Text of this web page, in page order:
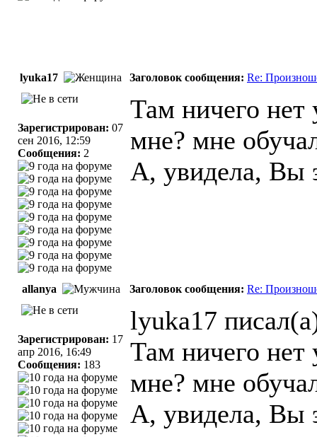
lyuka17 Заголовок сообщения: Re:
Зарегистрирован: 07
сен 2016, 12:59
Сообщения: 2
Там ничего
мне? мне
А, увидела, Вы
allanya Заголовок сообщения: Re:
Зарегистрирован: 17
апр 2016, 16:49
Сообщения: 183
lyuka17
Там ничего
мне? мне
А, увидела, Вы